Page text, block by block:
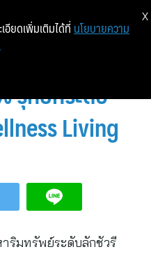
ROYAL”
รุกยกระดับ
Living
ริมทรัพย์ระดับลักชัวรี
อียดเพิ่มเติมได้ที่ นโยบายความ
X